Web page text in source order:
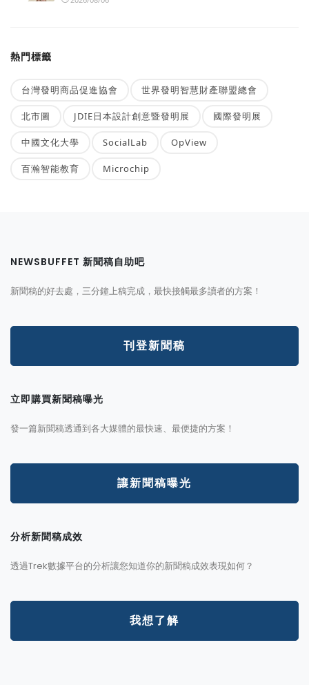
熱門標籤
台灣發明商品促進協會 世界發明智慧財產聯盟總會
北市圖 JDIE日本設計創意暨發明展 國際發明展
中國文化大學 SocialLab OpView
百瀚智能教育 Microchip
NEWSBUFFET 新聞稿自助吧
新聞稿的好去處，三分鐘上稿完成，最快接觸最多讀者的方案！
刊登新聞稿
立即購買新聞稿曝光
發一篇新聞稿透通到各大媒體的最快速、最便捷的方案！
讓新聞稿曝光
分析新聞稿成效
透過Trek數據平台的分析讓您知道你的新聞稿成效表現如何？
我想了解